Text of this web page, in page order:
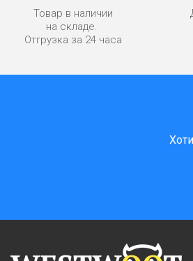
Товар в наличии
на складе.
Отгрузка за 24 часа